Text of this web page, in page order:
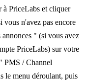
PriceLabs et cliquer
n'avez pas encore
" (si vous avez
PriceLabs) sur votre
PMS / Channel
le menu déroulant, puis